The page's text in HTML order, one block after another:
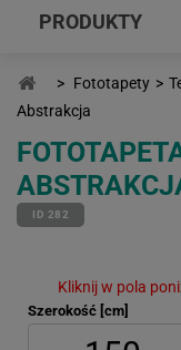
PRODUKTY
> Fototapety >
Abstrakcja
ID 282
Kliknij w pola
Szerokość [cm]